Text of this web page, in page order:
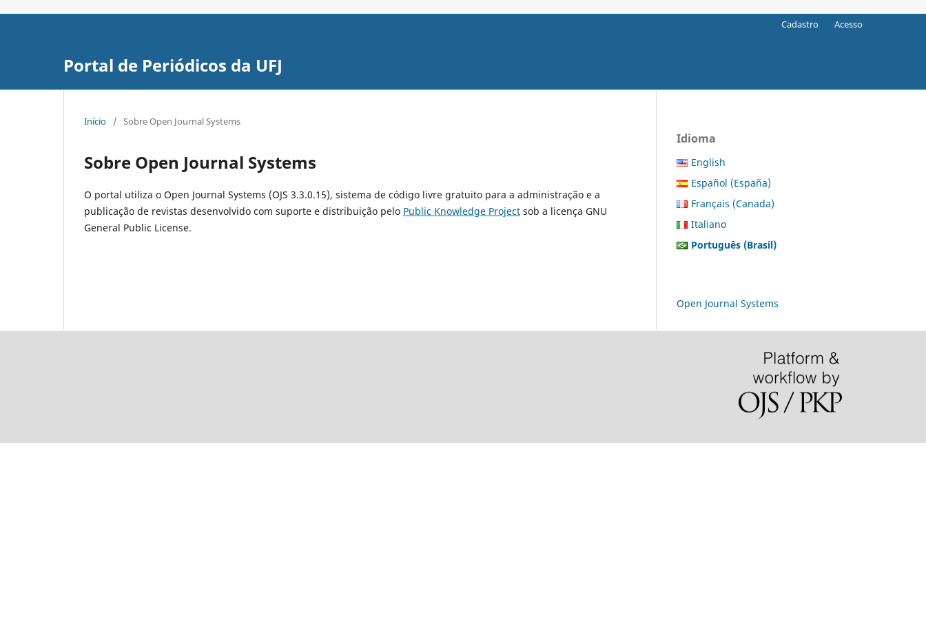
Portal de Periódicos da UFJ
Cadastro Acesso
Início / Sobre Open Journal Systems
Sobre Open Journal Systems
O portal utiliza o Open Journal Systems (OJS 3.3.0.15), sistema de código livre gratuito para a administração e a
publicação de revistas desenvolvido com suporte e distribuição pelo Public Knowledge Project sob a licença GNU
General Public License.
Idioma
English
Español (España)
Français (Canada)
Italiano
Português (Brasil)
Open Journal Systems